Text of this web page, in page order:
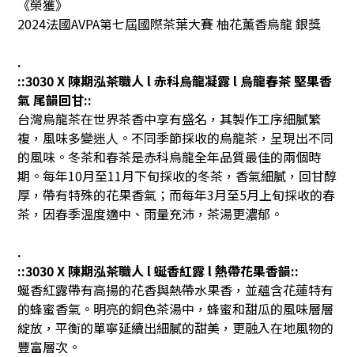
《榮獲》
2024法國AVPA第七屆國際茶葉大賽 柚花薰香烏龍 銀獎
.
::3030 X 陳期泓茶職人 l 赤科烏龍凝露 l 烏龍春茶 堅果香
氣 尾韻回甘::
台灣烏龍茶在世界茶香中享有盛名，其製作工序細膩繁
複，風味多變迷人。不同季節採收的烏龍茶，呈現出不同
的風味。冬茶和春茶是赤科烏龍全年品質最佳的兩個時
期。每年10月至11月下旬採收的冬茶，香氣細膩，回甘醇
厚，帶有特殊的花果香氣；而每年3月至5月上旬採收的春
茶，因春季溫度適中、雨量充沛，茶湯更濃郁。
.
::3030 X 陳期泓茶職人 l 蜒香紅露 l 熱帶花果香韻::
蜒香紅露帶有高揚的花香與熱帶水果香，並蘊含花蓮特有
的蜂蜜香氣。明亮的銅色茶湯中，蜂蜜和甜瓜的風味層層
綻放，平衡的單寧延續出細膩的甜美，更融入在地風物的
豐富層次。